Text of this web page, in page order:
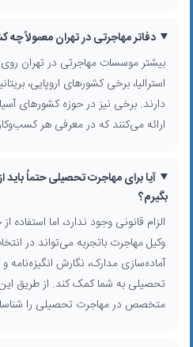
مقاصد پرطرفدار
ورکر و جاب آفر
خدمات ویزا (ویزای توریستی، ویزای
سرمایه‌گذاری)
همراهی در تکمیل فرم‌ها، آماده‌سازی
مهاجرت
پیش از تماس با هر موسسه مهاجرتی در
بررسی کنید: میزان تجربه و سابقه
مدنظر شما (تحصیلی، کاری،
مدارک، و امتیاز و نظرات کاربران.
پرونده‌ها معمولاً به‌صورت عمومی اعلام
دفاتر مهاجرتی در تهران معمولاً
بیشتر موسسات مهاجرتی در تهران روی
استرالیا، برخی کشورهای اروپایی،
دارند. برخی نیز در حوزه کشورهای
ارائه می‌کنند که در معرفی هر
آیا برای مهاجرت تحصیلی حتماً
بگیرم؟
الزام قانونی وجود ندارد، اما
وکیل مهاجرت باتجربه می‌تواند در
آماده‌سازی مدارک، نگارش
تحصیلی به شما کمک کند. از طریق
متخصص در مهاجرت تحصیلی را